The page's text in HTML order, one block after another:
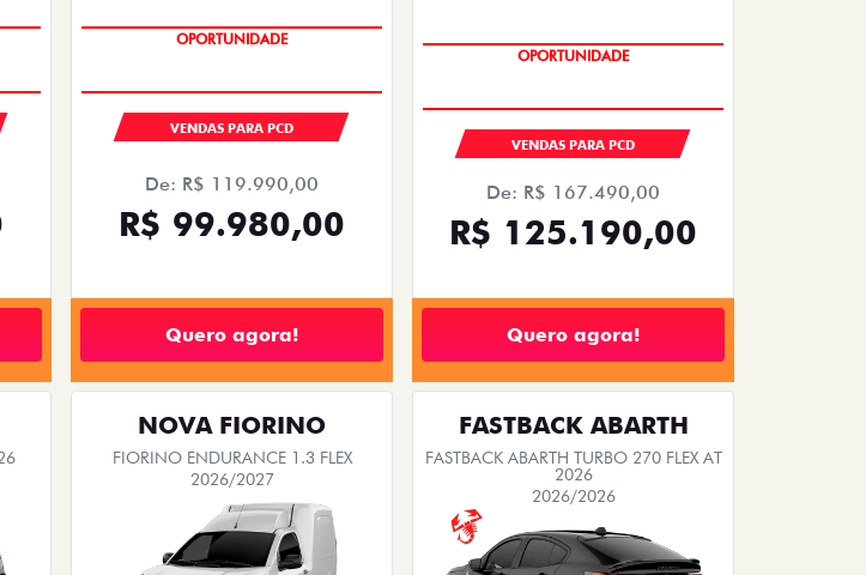
OPORTUNIDADE
VENDAS PARA PCD
De: R$ 119.990,00
R$ 99.980,00
Quero agora!
OPORTUNIDADE
VENDAS PARA PCD
De: R$ 167.490,00
R$ 125.190,00
Quero agora!
NOVA FIORINO
FIORINO ENDURANCE 1.3 FLEX
2026/2027
FASTBACK ABARTH
FASTBACK ABARTH TURBO 270 FLEX AT
2026
2026/2026